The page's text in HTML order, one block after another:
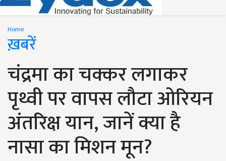
Home
ख़बरें
चंद्रमा का चक्कर लगाकर
पृथ्वी पर वापस लौटा ओरियन
अंतरिक्ष यान, जानें क्या है
नासा का मिशन मून?